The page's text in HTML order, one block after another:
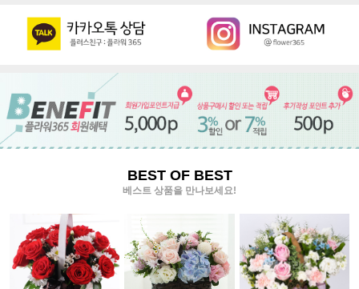
BEST OF BEST
베스트 상품을 만나보세요!